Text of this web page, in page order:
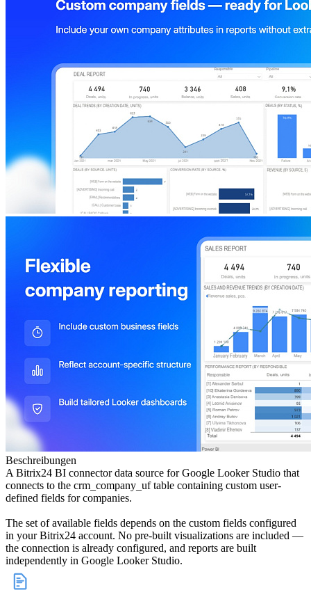
Beschreibungen
A Bitrix24 BI connector data source for Google Looker Studio that
connects to the crm_company_uf table containing custom user-
defined fields for companies.
The set of available fields depends on the custom fields configured
in your Bitrix24 account. No pre-built visualizations are included —
the connection is already configured, and reports are built
independently in Google Looker Studio.